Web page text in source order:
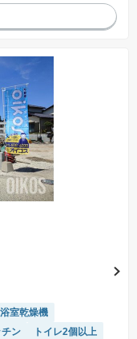
浴室乾燥機
ン トイレ2個以上